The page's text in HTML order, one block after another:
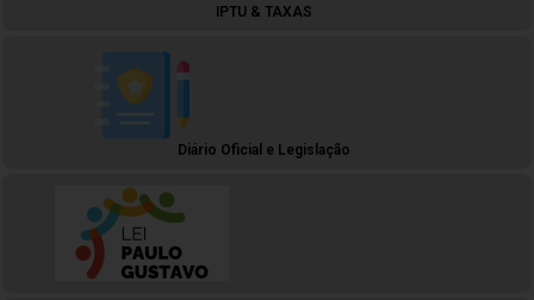
IPTU & TAXAS
Diário Oficial e Legislação